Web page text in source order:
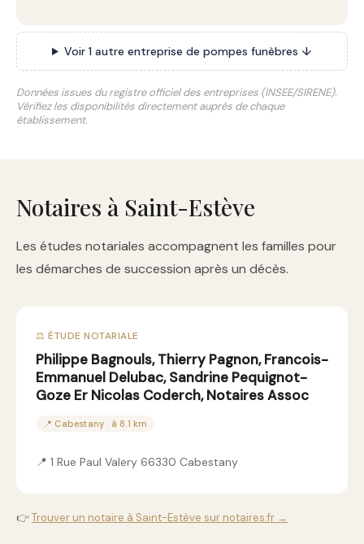
Voir 1 autre entreprise de pompes funèbres ↓
Données issues du registre officiel des entreprises (INSEE/SIRENE).
Vérifiez les disponibilités directement auprès de chaque
établissement.
Notaires à Saint-Estève
Les études notariales accompagnent les familles pour
les démarches de succession après un décès.
⚖️ ÉTUDE NOTARIALE
Philippe Bagnouls, Thierry Pagnon, Francois-
Emmanuel Delubac, Sandrine Pequignot-
Goze Er Nicolas Coderch, Notaires Assoc
📍 Cabestany · à 8.1 km
📍 1 Rue Paul Valery 66330 Cabestany
👉Trouver un notaire à Saint-Estève sur notaires.fr →